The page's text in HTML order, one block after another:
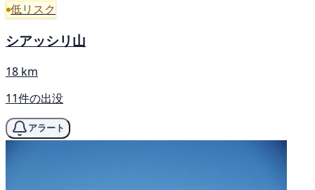
低リスク
シアッシリ山
18 km
11件の出没
アラート